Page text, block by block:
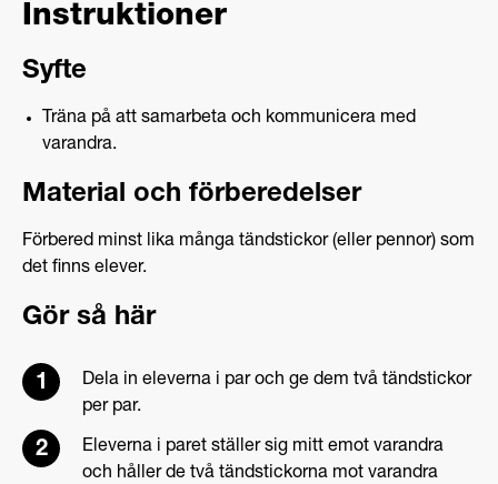
Instruktioner
Syfte
Träna på att samarbeta och kommunicera med
varandra.
Material och förberedelser
Förbered minst lika många tändstickor (eller pennor) som
det finns elever.
Gör så här
Dela in eleverna i par och ge dem två tändstickor
per par.
Eleverna i paret ställer sig mitt emot varandra
och håller de två tändstickorna mot varandra